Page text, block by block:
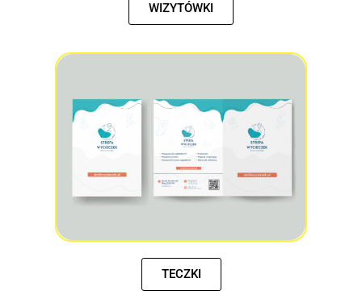
WIZYTÓWKI
TECZKI